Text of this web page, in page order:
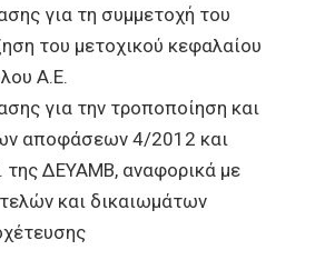
για τη συμμετοχή του
του μετοχικού κεφαλαίου
Α.Ε.
για την τροποποίηση και
αποφάσεων 4/2012 και
ΔΕΥΑΜΒ, αναφορικά με
και δικαιωμάτων